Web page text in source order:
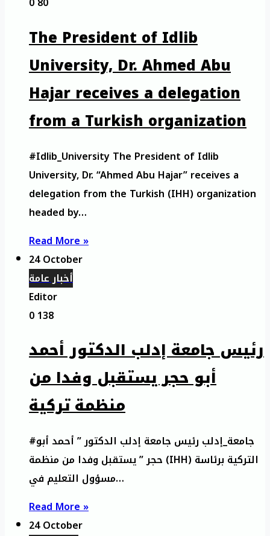
The President of Idlib
University, Dr. Ahmed Abu
Hajar receives a delegation
from a Turkish organization
#Idlib_University The President of Idlib
University, Dr. “Ahmed Abu Hajar” receives a
delegation from the Turkish (IHH) organization
headed by…
Read More »
24 October
أخبار عامة
Editor
0138
رئيس جامعة إدلب الدكتور أحمد
أبو حجر يستقبل وفدا من
منظمة تركية
#جامعة_إدلب رئيس جامعة إدلب الدكتور ” أحمد أبو
حجر ” يستقبل وفدا من منظمة (IHH) التركية برئاسة
مسؤول التعليم في…
Read More »
24 October